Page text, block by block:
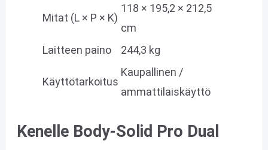
Mitat (L × P × K)
118 × 195,2 × 212,5
cm
Laitteen paino
244,3 kg
Käyttötarkoitus
Kaupallinen /
ammattilaiskäyttö
Kenelle Body-Solid Pro Dual